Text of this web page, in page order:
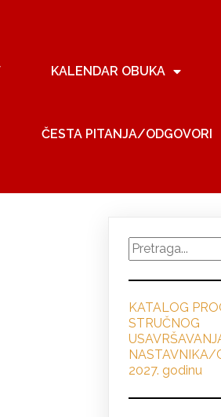
KALENDAR OBUKA
ČESTA PITANJA/ODGOVORI
Search
KATALOG
STRUČNOG
NASTAVNIKA/
2027. godinu